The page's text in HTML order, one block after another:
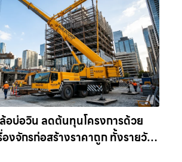
ล้อบ่อวิน ลดต้นทุนโครงการด้วย
องจักรก่อสร้างราคาถูก ทั้งรายวัน